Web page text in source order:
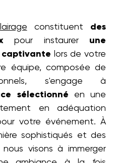
constituent des
pour instaurer une
captivante lors de votre
équipe, composée de
s'engage à
sélectionné en une
en adéquation
votre événement. À
sophistiqués et des
visons à immerger